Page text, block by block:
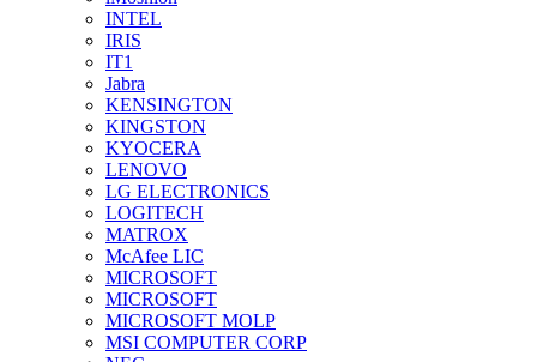
INTEL
IRIS
IT1
Jabra
KENSINGTON
KINGSTON
KYOCERA
LENOVO
LG ELECTRONICS
LOGITECH
MATROX
McAfee LIC
MICROSOFT
MICROSOFT
MICROSOFT MOLP
MSI COMPUTER CORP